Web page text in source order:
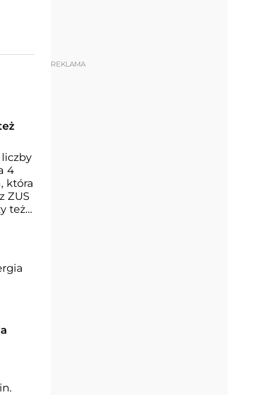
4
która
ZUS
też
REKLAMA